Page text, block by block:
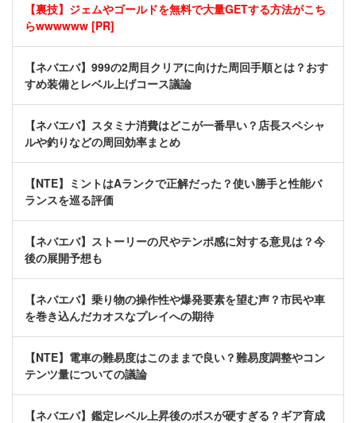
【裏技】ジェムやゴールドを無料で大量GETする方法がこち
らwwwwww [PR]
【ネバエバ】999の2周目クリアに向けた周回手順とは？おす
すめ装備とレベル上げコース議論
【ネバエバ】スタミナ消費はどこが一番早い？店長スペシャ
ルや釣りなどの周回効率まとめ
【NTE】ミントはAランクで正解だった？使い勝手と性能バ
ランスを巡る評価
【ネバエバ】ストーリーの尺やテンポ感に対する意見は？今
後の展開予想も
【ネバエバ】乗り物の操作性や爆発要素を望む声？市民や車
を巻き込んだカオスなプレイへの期待
【NTE】電車の難易度はこのままで良い？難易度調整やコン
テンツ量についての議論
【ネバエバ】鑑定レベル上昇後のボスが硬すぎる？ギア育成